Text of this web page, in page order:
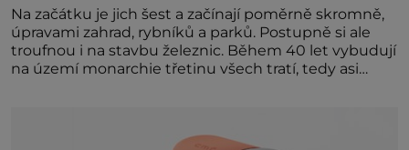
Na začátku je jich šest a začínají poměrně skromně,
úpravami zahrad, rybníků a parků. Postupně si ale
troufnou i na stavbu železnic. Během 40 let vybudují
na území monarchie třetinu všech tratí, tedy asi